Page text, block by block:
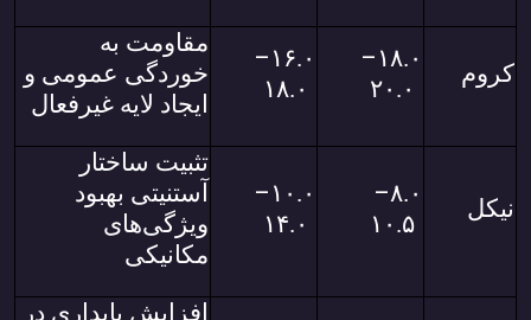
کروم
۱۸.۰ –
۲۰.۰
۱۶.۰ –
۱۸.۰
مقاومت به
خوردگی عمومی و
ایجاد لایه غیرفعال
نیکل
۸.۰–
۱۰.۵
۱۰.۰ –
۱۴.۰
تثبیت ساختار
آستنیتی بهبود
ویژگی‌های
مکانیکی
افزایش پایداری در